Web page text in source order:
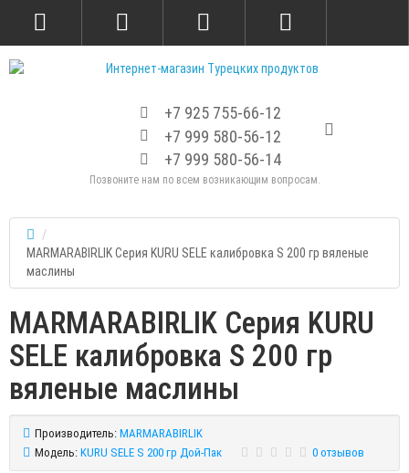
+7 925 755-66-12
+7 999 580-56-12
+7 999 580-56-14
Позвоните нам по всем возникающим вопросам.
MARMARABIRLIK Серия KURU SELE калибровка S 200 гр вяленые
маслины
MARMARABIRLIK Серия KURU
SELE калибровка S 200 гр
вяленые маслины
Производитель: MARMARABIRLIK
Модель: KURU SELE S 200 гр Дой-Пак 0 отзывов